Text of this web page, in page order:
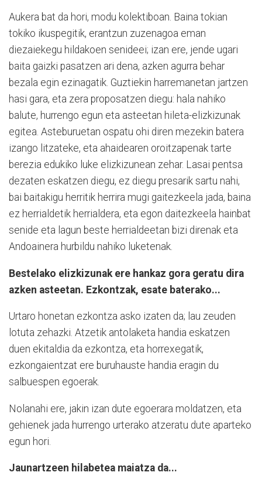
Aukera bat da hori, modu kolektiboan. Baina tokian
tokiko ikuspegitik, erantzun zuzenagoa eman
diezaiekegu hildakoen senideei; izan ere, jende ugari
baita gaizki pasatzen ari dena, azken agurra behar
bezala egin ezinagatik. Guztiekin harremanetan jartzen
hasi gara, eta zera proposatzen diegu: hala nahiko
balute, hurrengo egun eta asteetan hileta-elizkizunak
egitea. Asteburuetan ospatu ohi diren mezekin batera
izango litzateke, eta ahaidearen oroitzapenak tarte
berezia edukiko luke elizkizunean zehar. Lasai pentsa
dezaten eskatzen diegu, ez diegu presarik sartu nahi,
bai baitakigu herritik herrira mugi gaitezkeela jada, baina
ez herrialdetik herrialdera, eta egon daitezkeela hainbat
senide eta lagun beste herrialdeetan bizi direnak eta
Andoainera hurbildu nahiko luketenak.
Bestelako elizkizunak ere hankaz gora geratu dira
azken asteetan. Ezkontzak, esate baterako...
Urtaro honetan ezkontza asko izaten da; lau zeuden
lotuta zehazki. Atzetik antolaketa handia eskatzen
duen ekitaldia da ezkontza, eta horrexegatik,
ezkongaientzat ere buruhauste handia eragin du
salbuespen egoerak.
Nolanahi ere, jakin izan dute egoerara moldatzen, eta
gehienek jada hurrengo urterako atzeratu dute aparteko
egun hori.
Jaunartzeen hilabetea maiatza da...